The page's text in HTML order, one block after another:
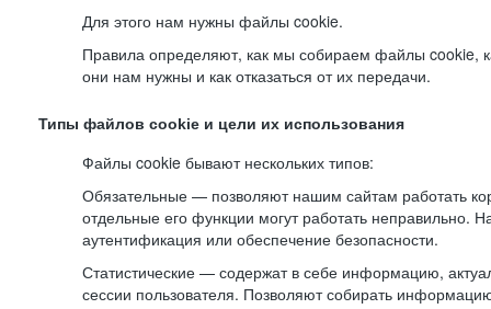
Для этого нам нужны файлы cookie.
Правила определяют, как мы собираем файлы cookie,
они нам нужны и как отказаться от их передачи.
Типы файлов cookie и цели их использования
Файлы cookie бывают нескольких типов:
Обязательные — позволяют нашим сайтам работать
отдельные его функции могут работать неправильно.
аутентификация или обеспечение безопасности.
Статистические — содержат в себе информацию,
сессии пользователя. Позволяют собирать